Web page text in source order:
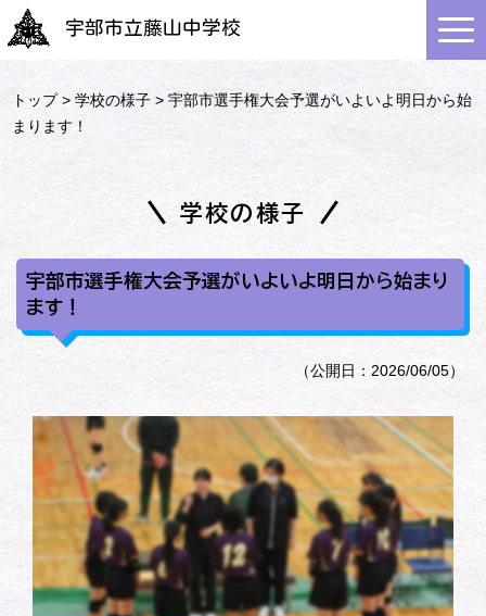
宇部市立藤山中学校
トップ>学校の様子 > 宇部市選手権大会予選がいよいよ明日から始
まります！
学校の様子
宇部市選手権大会予選がいよいよ明日から始まり
ます！
（公開日：2026/06/05）